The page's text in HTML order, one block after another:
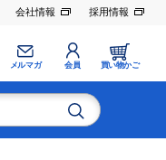
会社情報 採用情報
メルマガ 会員 買い物かご